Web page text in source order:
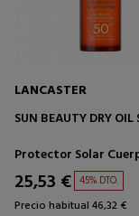
LANCASTER
SUN BEAUTY DRY OIL
Protector Solar
25,53 € 45% DTO.
Precio habitual 46,32 €